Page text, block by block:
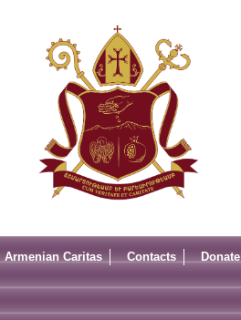
Armenian Caritas Contacts Donate